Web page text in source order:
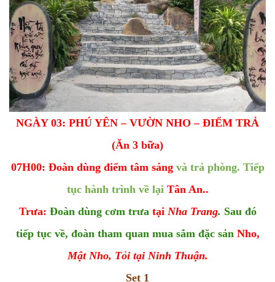
NGÀY 03: PHÚ YÊN – VƯỜN NHO – ĐIỂM TRẢ
(Ăn 3 bữa)
07H00: Đoàn dùng điểm tâm sáng và trả phòng. Tiếp
tục hành trình về lại Tân An..
Trưa: Đoàn dùng cơm trưa tại Nha Trang. Sau đó
tiếp tục về, đoàn tham quan mua sắm đặc sản Nho,
Mật Nho, Tỏi tại Ninh Thuận.
Set 1